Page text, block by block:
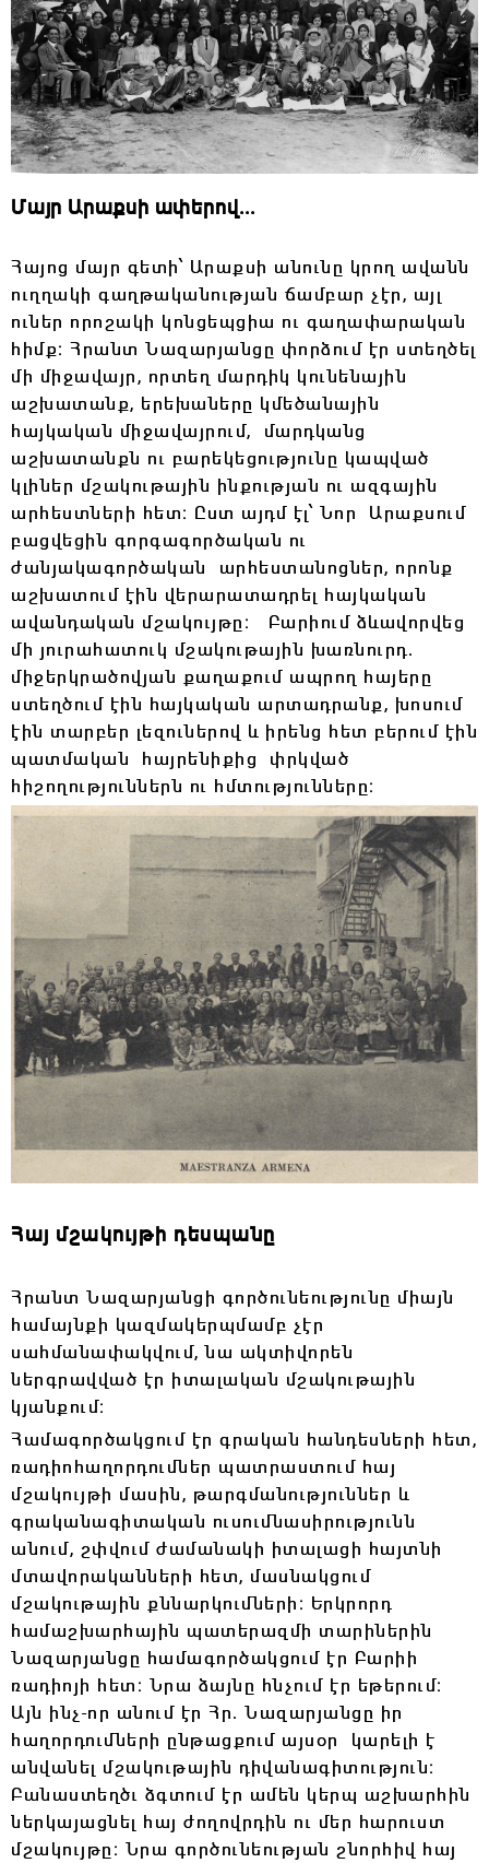
Մայր Արաքսի ափերով․․․
Հայոց մայր գետի՝ Արաքսի անունը կրող ավանն
ուղղակի գաղթականության ճամբար չէր, այլ
ուներ որոշակի կոնցեպցիա ու գաղափարական
հիմք։ Հրանտ Նազարյանցը փորձում էր ստեղծել
մի միջավայր, որտեղ մարդիկ կունենային
աշխատանք, երեխաները կմեծանային
հայկական միջավայրում, մարդկանց
աշխատանքն ու բարեկեցությունը կապված
կլիներ մշակութային ինքության ու ազգային
արհեստների հետ։ Ըստ այդմ էլ՝ Նոր Արաքսում
բացվեցին գորգագործական ու
ժանյակագործական արհեստանոցներ, որոնք
աշխատում էին վերարատադրել հայկական
ավանդական մշակույթը։ Բարիում ձևավորվեց
մի յուրահատուկ մշակութային խառնուրդ․
միջերկրածովյան քաղաքում ապրող հայերը
ստեղծում էին հայկական արտադրանք, խոսում
էին տարբեր լեզուներով և իրենց հետ բերում էին
պատմական հայրենիքից փրկված
հիշողություններն ու հմտությունները։
Հայ մշակույթի դեսպանը
Հրանտ Նազարյանցի գործունեությունը միայն
համայնքի կազմակերպմամբ չէր
սահմանափակվում, նա ակտիվորեն
ներգրավված էր իտալական մշակութային
կյանքում։
Համագործակցում էր գրական հանդեսների հետ,
ռադիոհաղորդումներ պատրաստում հայ
մշակույթի մասին, թարգմանություններ և
գրականագիտական ուսումնասիրությունն
անում, շփվում ժամանակի իտալացի հայտնի
մտավորականների հետ, մասնակցում
մշակութային քննարկումների։ Երկրորդ
համաշխարհային պատերազմի տարիներին
Նազարյանցը համագործակցում էր Բարիի
ռադիոյի հետ։ Նրա ձայնը հնչում էր եթերում։
Այն ինչ-որ անում էր Հր․ Նազարյանցը իր
հաղորդումների ընթացքում այսօր կարելի է
անվանել մշակութային դիվանագիտություն։
Բանաստեղծւ ձգտում էր ամեն կերպ աշխարհին
ներկայացնել հայ ժողովրդին ու մեր հարուստ
մշակույթը։ Նրա գործունեության շնորհիվ հայ